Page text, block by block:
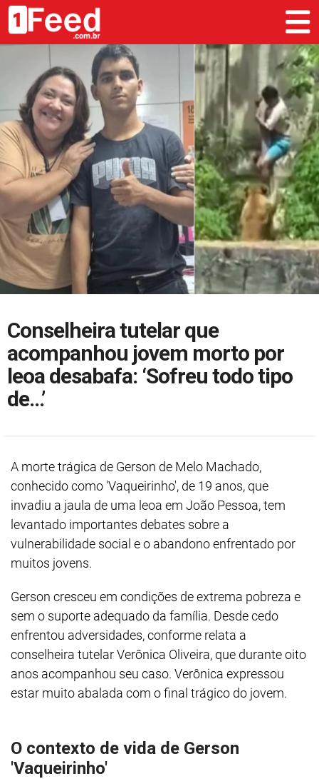
Conselheira tutelar que
acompanhou jovem morto por
leoa desabafa: ‘Sofreu todo tipo
de…’
A morte trágica de Gerson de Melo Machado,
conhecido como 'Vaqueirinho', de 19 anos, que
invadiu a jaula de uma leoa em João Pessoa, tem
levantado importantes debates sobre a
vulnerabilidade social e o abandono enfrentado por
muitos jovens.
Gerson cresceu em condições de extrema pobreza e
sem o suporte adequado da família. Desde cedo
enfrentou adversidades, conforme relata a
conselheira tutelar Verônica Oliveira, que durante oito
anos acompanhou seu caso. Verônica expressou
estar muito abalada com o final trágico do jovem.
O contexto de vida de Gerson
'Vaqueirinho'